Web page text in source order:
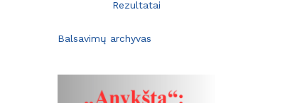
Rezultatai
Balsavimų archyvas